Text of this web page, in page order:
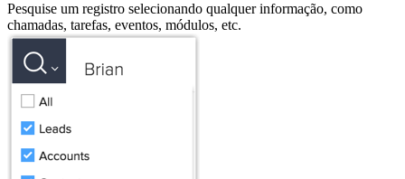
Pesquise um registro selecionando qualquer informação, como
chamadas, tarefas, eventos, módulos, etc.